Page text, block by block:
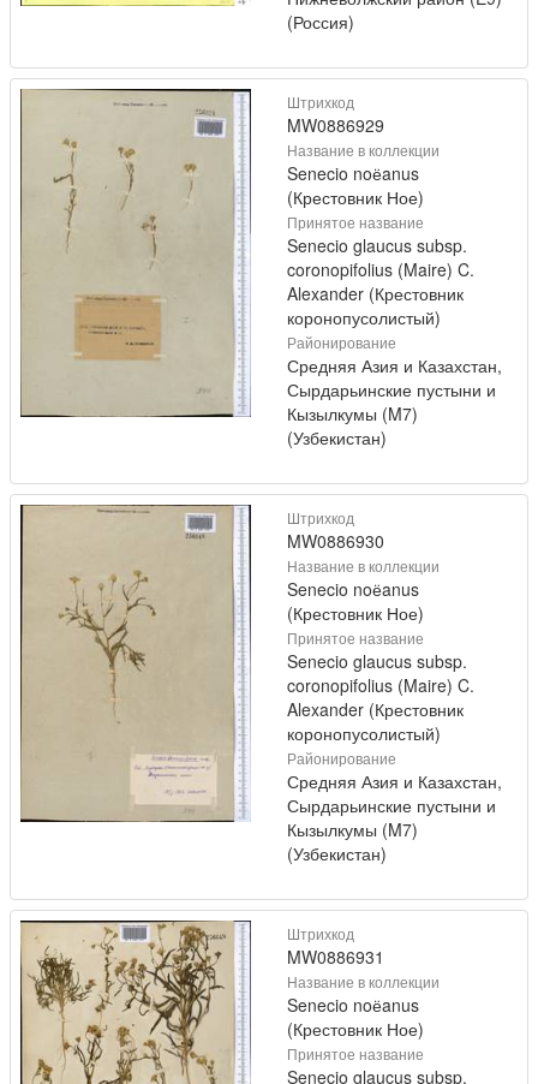
(Россия)
Штрихкод
MW0886929
Название в коллекции
Senecio noёanus
(Крестовник Ное)
Принятое название
Senecio glaucus subsp.
coronopifolius (Maire) C.
Alexander (Крестовник
коронопусолистый)
Районирование
Средняя Азия и Казахстан,
Сырдарьинские пустыни и
Кызылкумы (M7)
(Узбекистан)
Штрихкод
MW0886930
Название в коллекции
Senecio noёanus
(Крестовник Ное)
Принятое название
Senecio glaucus subsp.
coronopifolius (Maire) C.
Alexander (Крестовник
коронопусолистый)
Районирование
Средняя Азия и Казахстан,
Сырдарьинские пустыни и
Кызылкумы (M7)
(Узбекистан)
Штрихкод
MW0886931
Название в коллекции
Senecio noёanus
(Крестовник Ное)
Принятое название
Senecio glaucus subsp.